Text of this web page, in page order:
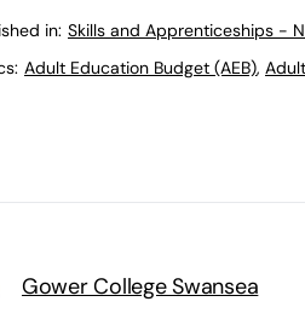
in: Skills and Apprenticeships -
Adult Education Budget (AEB),
Gower College Swansea